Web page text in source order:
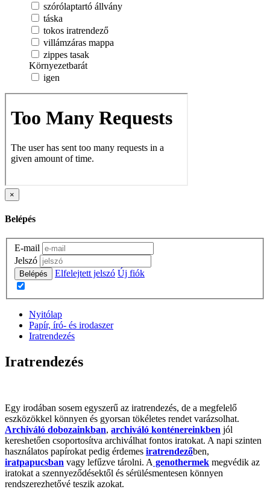
szórólaptartó állvány
táska
tokos iratrendező
villámzáras mappa
zippes tasak
Környezetbarát
igen
×
Belépés
E-mail
Jelszó
Belépés Elfelejtett jelszó Új fiók
Nyitólap
Papír, író- és irodaszer
Iratrendezés
Iratrendezés
Egy irodában sosem egyszerű az iratrendezés, de a megfelelő
eszközökkel könnyen és gyorsan tökéletes rendet varázsolhat.
Archiváló dobozainkban, archiváló konténereinkben jól
kereshetően csoportosítva archiválhat fontos iratokat. A napi szinten
használatos papírokat pedig érdemes iratrendezőben,
iratpapucsban vagy lefűzve tárolni. A genothermek megvédik az
iratokat a szennyeződésektől és sérülésmentesen könnyen
rendszerezhetővé teszik azokat.